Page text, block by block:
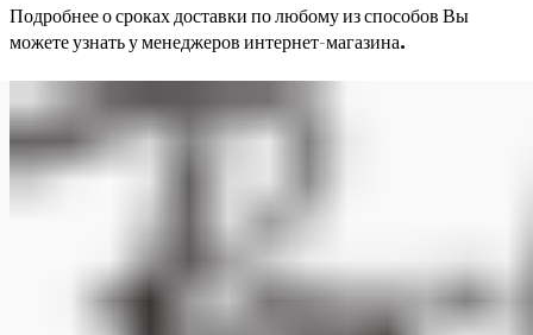
Подробнее о сроках доставки по любому из способов Вы
можете узнать у менеджеров интернет-магазина.